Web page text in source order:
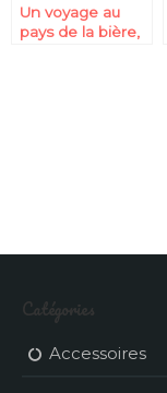
Un voyage au
pays de la bière,
Catégories
Accessoires